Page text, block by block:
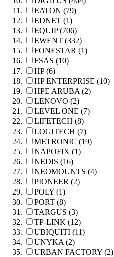
EATON (79)
EDNET (1)
EQUIP (706)
EWENT (332)
FONESTAR (1)
FSAS (10)
HP (6)
HP ENTERPRISE (10)
HPE ARUBA (2)
LENOVO (2)
LEVEL ONE (7)
LIFETECH (8)
LOGITECH (7)
METRONIC (19)
NAPOFIX (1)
NEDIS (16)
NEOMOUNTS (4)
PIONEER (2)
POLY (1)
PORT (8)
TARGUS (3)
TP-LINK (12)
UBIQUITI (11)
UNYKA (2)
URBAN FACTORY (2)